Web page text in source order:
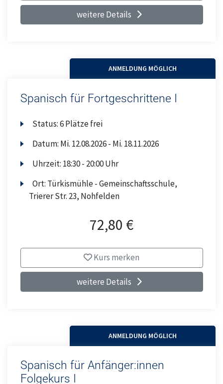
weitere Details
ANMELDUNG MÖGLICH
Spanisch für Fortgeschrittene I
Status:6 Plätze frei
Datum: Mi. 12.08.2026 - Mi. 18.11.2026
Uhrzeit: 18:30 - 20:00 Uhr
Ort: Türkismühle - Gemeinschaftsschule,
Trierer Str. 23, Nohfelden
72,80 €
Kurs merken
weitere Details
ANMELDUNG MÖGLICH
Spanisch für Anfänger:innen
Folgekurs I